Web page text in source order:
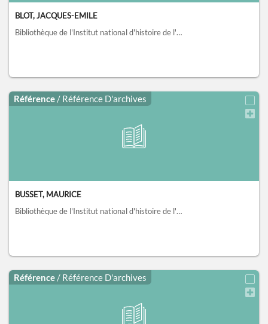
BLOT, JACQUES-EMILE
Bibliothèque de l'Institut national d'histoire de l'art, collections Jacques Doucet, Paris
Référence / Référence D'archives
BUSSET, MAURICE
Bibliothèque de l'Institut national d'histoire de l'art, collections Jacques Doucet, Paris
Référence / Référence D'archives